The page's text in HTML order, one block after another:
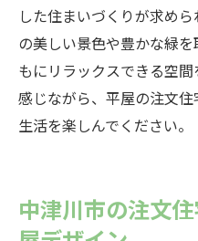
した住まいづくりが求め
の美しい景色や豊かな緑
もにリラックスできる空
感じながら、平屋の注文
生活を楽しんでください。
中津川市の注文